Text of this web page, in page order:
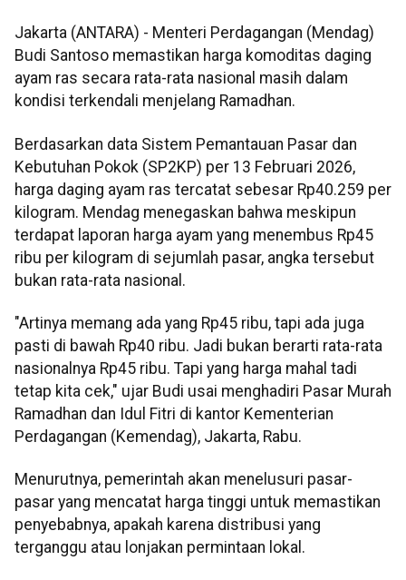
Jakarta (ANTARA) - Menteri Perdagangan (Mendag)
Budi Santoso memastikan harga komoditas daging
ayam ras secara rata-rata nasional masih dalam
kondisi terkendali menjelang Ramadhan.
Berdasarkan data Sistem Pemantauan Pasar dan
Kebutuhan Pokok (SP2KP) per 13 Februari 2026,
harga daging ayam ras tercatat sebesar Rp40.259 per
kilogram. Mendag menegaskan bahwa meskipun
terdapat laporan harga ayam yang menembus Rp45
ribu per kilogram di sejumlah pasar, angka tersebut
bukan rata-rata nasional.
"Artinya memang ada yang Rp45 ribu, tapi ada juga
pasti di bawah Rp40 ribu. Jadi bukan berarti rata-rata
nasionalnya Rp45 ribu. Tapi yang harga mahal tadi
tetap kita cek," ujar Budi usai menghadiri Pasar Murah
Ramadhan dan Idul Fitri di kantor Kementerian
Perdagangan (Kemendag), Jakarta, Rabu.
Menurutnya, pemerintah akan menelusuri pasar-
pasar yang mencatat harga tinggi untuk memastikan
penyebabnya, apakah karena distribusi yang
terganggu atau lonjakan permintaan lokal.